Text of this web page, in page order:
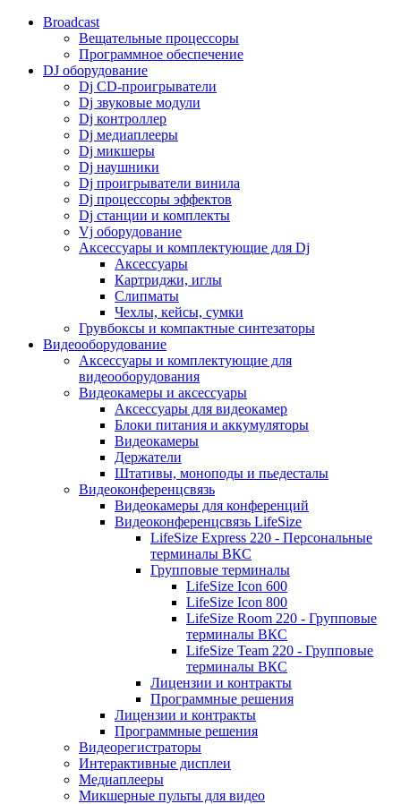
Broadcast
Вещательные процессоры
Программное обеспечение
DJ оборудование
Dj CD-проигрыватели
Dj звуковые модули
Dj контроллер
Dj медиаплееры
Dj микшеры
Dj наушники
Dj проигрыватели винила
Dj процессоры эффектов
Dj станции и комплекты
Vj оборудование
Аксессуары и комплектующие для Dj
Аксессуары
Картриджи, иглы
Слипматы
Чехлы, кейсы, сумки
Грувбоксы и компактные синтезаторы
Видеооборудование
Аксессуары и комплектующие для
видеооборудования
Видеокамеры и аксессуары
Аксессуары для видеокамер
Блоки питания и аккумуляторы
Видеокамеры
Держатели
Штативы, моноподы и пьедесталы
Видеоконференцсвязь
Видеокамеры для конференций
Видеоконференцсвязь LifeSize
LifeSize Express 220 - Персональные
терминалы ВКС
Групповые терминалы
LifeSize Icon 600
LifeSize Icon 800
LifeSize Room 220 - Групповые
терминалы ВКС
LifeSize Team 220 - Групповые
терминалы ВКС
Лицензии и контракты
Программные решения
Лицензии и контракты
Программные решения
Видеорегистраторы
Интерактивные дисплеи
Медиаплееры
Микшерные пульты для видео